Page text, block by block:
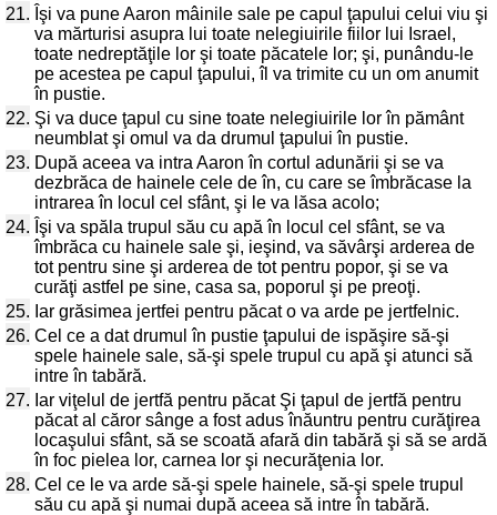
21. Îşi va pune Aaron mâinile sale pe capul ţapului celui viu şi
va mărturisi asupra lui toate nelegiuirile fiilor lui Israel,
toate nedreptăţile lor şi toate păcatele lor; şi, punându-le
pe acestea pe capul ţapului, îl va trimite cu un om anumit
în pustie.
22. Şi va duce ţapul cu sine toate nelegiuirile lor în pământ
neumblat şi omul va da drumul ţapului în pustie.
23. După aceea va intra Aaron în cortul adunării şi se va
dezbrăca de hainele cele de în, cu care se îmbrăcase la
intrarea în locul cel sfânt, şi le va lăsa acolo;
24. Îşi va spăla trupul său cu apă în locul cel sfânt, se va
îmbrăca cu hainele sale şi, ieşind, va săvârşi arderea de
tot pentru sine şi arderea de tot pentru popor, şi se va
curăţi astfel pe sine, casa sa, poporul şi pe preoţi.
25. Iar grăsimea jertfei pentru păcat o va arde pe jertfelnic.
26. Cel ce a dat drumul în pustie ţapului de ispăşire să-şi
spele hainele sale, să-şi spele trupul cu apă şi atunci să
intre în tabără.
27. Iar viţelul de jertfă pentru păcat Şi ţapul de jertfă pentru
păcat al căror sânge a fost adus înăuntru pentru curăţirea
locaşului sfânt, să se scoată afară din tabără şi să se ardă
în foc pielea lor, carnea lor şi necurăţenia lor.
28. Cel ce le va arde să-şi spele hainele, să-şi spele trupul
său cu apă şi numai după aceea să intre în tabără.